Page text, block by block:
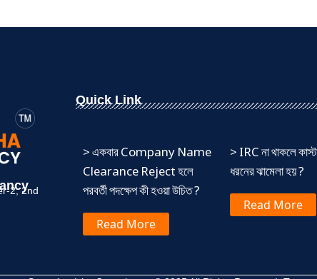
2, 2nd
Quick Link
থাকলে
> একবার Company Name
Clearance Reject হলে
পরবর্তী পদক্ষেপ কী হওয়া উচিত ?
Read More
> IRC না থাকলে
ধরনের ঝামেলা হয় ?
Read More